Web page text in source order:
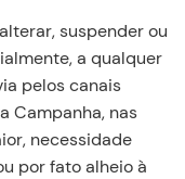
suspender ou
a qualquer
pelos canais
Campanha, nas
necessidade
por fato alheio à